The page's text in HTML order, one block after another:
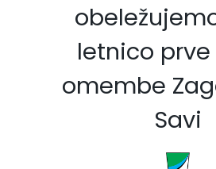
letnico
omembe
Savi